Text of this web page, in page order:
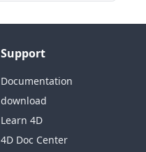
Support
Documentation
download
Learn 4D
4D Doc Center